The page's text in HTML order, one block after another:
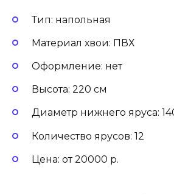
Тип: напольная
Материал хвои: ПВХ
Оформление: нет
Высота: 220 см
Диаметр нижнего яруса:
Количество ярусов: 12
Цена: от 20000 р.